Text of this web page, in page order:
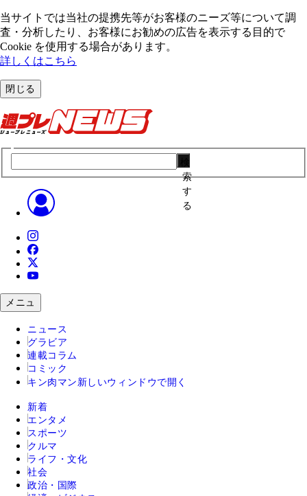
当サイトでは当社の提携先等がお客様のニーズ等について調
査・分析したり、お客様にお勧めの広告を表⽰する⽬的で
Cookie を使⽤する場合があります。
詳しくはこちら
閉じる
索
す
る
メニュ
ニュース
グラビア
連載コラム
コミック
キン肉マン 新しいウィンドウで開く
新着
エンタメ
スポーツ
クルマ
ライフ・文化
社会
政治・国際